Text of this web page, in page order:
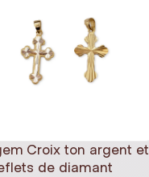
Croix ton argent et
de diamant